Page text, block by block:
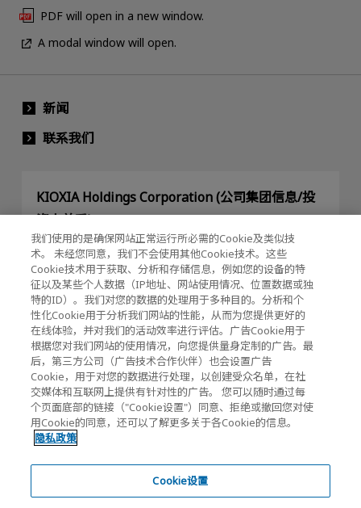
PDF will open in a new window.
A modal window will open.
新闻
联系我们
KIOXIA Holdings Corporation (公司集团信息/投
资人关系)
KIOXIA Holdings Corporation Home
投资人关系
隐私政策
Cookie设置
我们使用的是确保网站正常运行所必需的Cookie及类似技
术。 未经您同意，我们不会使用其他Cookie技术。这些
Cookie技术用于获取、分析和存储信息，例如您的设备的特
征以及某些个人数据（IP地址、网站使用情况、位置数据或独
特的ID）。我们对您的数据的处理用于多种目的。分析和个
性化Cookie用于分析我们网站的性能，从而为您提供更好的
在线体验，并对我们的活动效率进行评估。广告Cookie用于
根据您对我们网站的使用情况，向您提供量身定制的广告。最
后，第三方公司（广告技术合作伙伴）也会设置广告
Cookie，用于对您的数据进行处理，以创建受众名单，在社
交媒体和互联网上提供有针对性的广告。 您可以随时通过每
个页面底部的链接（"Cookie设置"）同意、拒绝或撤回您对使
用Cookie的同意，还可以了解更多关于各Cookie的信息。
隐私政策
Cookie设置